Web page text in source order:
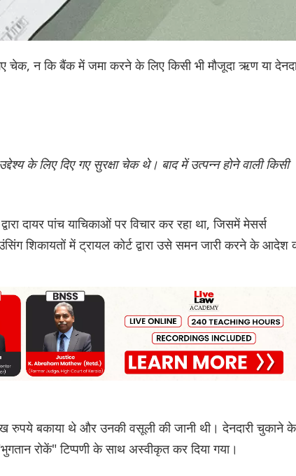
गए चेक, न कि बैंक में जमा करने के लिए किसी भी मौजूदा ऋण या
के लिए दिए गए सुरक्षा चेक थे। बाद में उत्पन्न होने वाली किसी
दायर पांच याचिकाओं पर विचार कर रहा था, जिसमें मेसर्स
शिकायतों में ट्रायल कोर्ट द्वारा उसे समन जारी करने के आदेश
रुपये बकाया थे और उनकी वसूली की जानी थी। देनदारी चुकाने के
रोकें" टिप्पणी के साथ अस्वीकृत कर दिया गया।